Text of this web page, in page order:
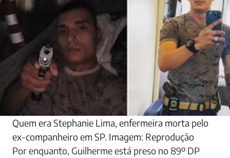
Quem era Stephanie Lima, enfermeira morta pelo
ex-companheiro em SP. Imagem: Reprodução
Por enquanto, Guilherme está preso no 89º DP